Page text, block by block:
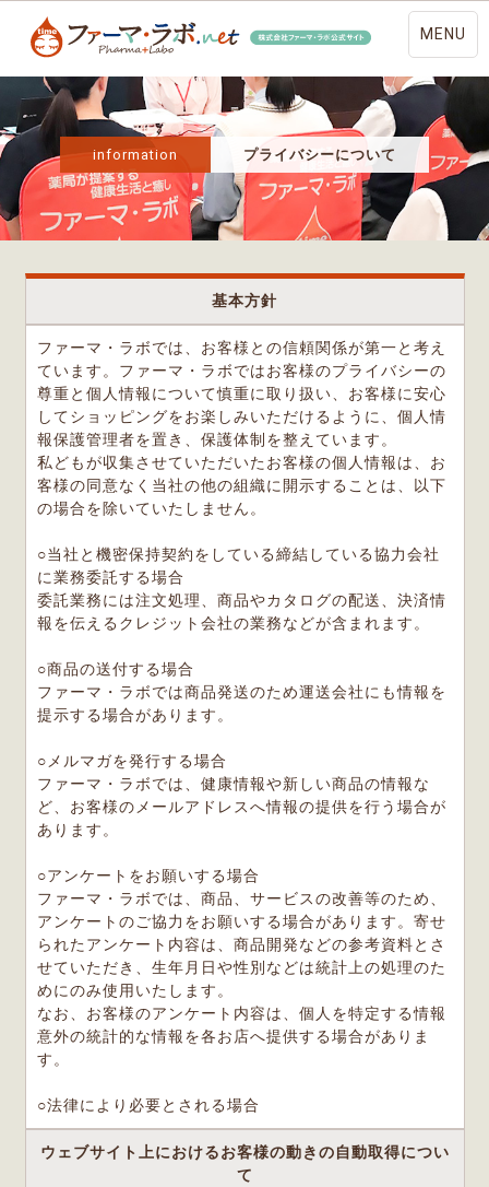
MENU
information プライバシーについて
基本方針
ファーマ・ラボでは、お客様との信頼関係が第一と考え
ています。ファーマ・ラボではお客様のプライバシーの
尊重と個人情報について慎重に取り扱い、お客様に安心
してショッピングをお楽しみいただけるように、個人情
報保護管理者を置き、保護体制を整えています。
私どもが収集させていただいたお客様の個人情報は、お
客様の同意なく当社の他の組織に開示することは、以下
の場合を除いていたしません。
○当社と機密保持契約をしている締結している協力会社
に業務委託する場合
委託業務には注文処理、商品やカタログの配送、決済情
報を伝えるクレジット会社の業務などが含まれます。
○商品の送付する場合
ファーマ・ラボでは商品発送のため運送会社にも情報を
提示する場合があります。
○メルマガを発行する場合
ファーマ・ラボでは、健康情報や新しい商品の情報な
ど、お客様のメールアドレスへ情報の提供を行う場合が
あります。
○アンケートをお願いする場合
ファーマ・ラボでは、商品、サービスの改善等のため、
アンケートのご協力をお願いする場合があります。寄せ
られたアンケート内容は、商品開発などの参考資料とさ
せていただき、生年月日や性別などは統計上の処理のた
めにのみ使用いたします。
なお、お客様のアンケート内容は、個人を特定する情報
意外の統計的な情報を各お店へ提供する場合がありま
す。
○法律により必要とされる場合
ウェブサイト上におけるお客様の動きの自動取得につい
て